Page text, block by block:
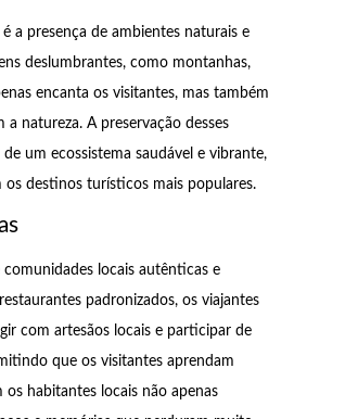
a presença de ambientes naturais e
deslumbrantes, como montanhas,
encanta os visitantes, mas também
natureza. A preservação desses
um ecossistema saudável e vibrante,
os destinos turísticos mais populares.
locais autênticas e
padronizados, os viajantes
com artesãos locais e participar de
que os visitantes aprendam
habitantes locais não apenas